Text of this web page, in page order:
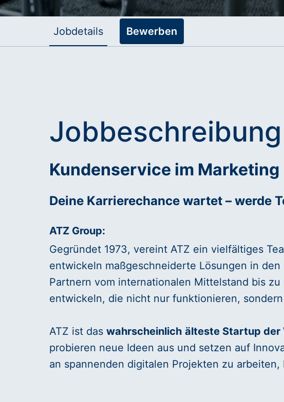
Jobdetails Bewerben
Jobbeschreibung
Kundenservice im
Deine Karrierechance wartet – werde
ATZ Group:
Gegründet 1973, vereint ATZ ein vielfältiges
entwickeln maßgeschneiderte Lösungen in
Partnern vom internationalen Mittelstand bis
entwickeln, die nicht nur funktionieren,
ATZ ist das wahrscheinlich älteste Startup der
probieren neue Ideen aus und setzen auf
an spannenden digitalen Projekten zu